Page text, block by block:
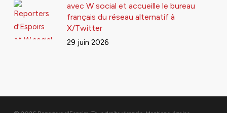
avec W social et accueille le bureau
français du réseau alternatif à
X/Twitter
29 juin 2026